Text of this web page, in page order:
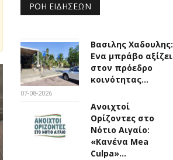
ΡΟΉ ΕΙΔΉΣΕΩΝ
Βασιλης Χαδουλης:
Ενα μπράβο αξίζει
στον πρόεδρο
κοινότητας…
07-08-2026
Ανοιχτοί
Ορίζοντες στο
Νότιο Αιγαίο:
«Κανένα Mea
Culpa»…